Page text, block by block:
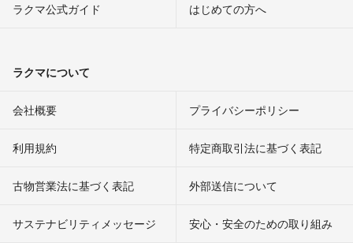
ラクマ公式ガイド はじめての方へ
ラクマについて
会社概要 プライバシーポリシー
利用規約 特定商取引法に基づく表記
古物営業法に基づく表記 外部送信について
サステナビリティメッセージ 安心・安全のための取り組み